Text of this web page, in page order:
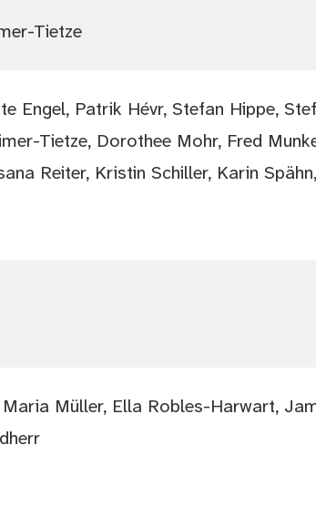
Tietze
Engel, Patrik Hévr, Stefan Hippe,
Tietze, Dorothee Mohr, Fred
Reiter, Kristin Schiller, Karin
Müller, Ella Robles-Harwart,